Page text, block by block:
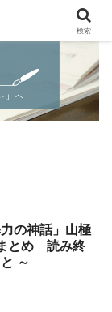
の神話」山極
とめ 読み終
～
検索